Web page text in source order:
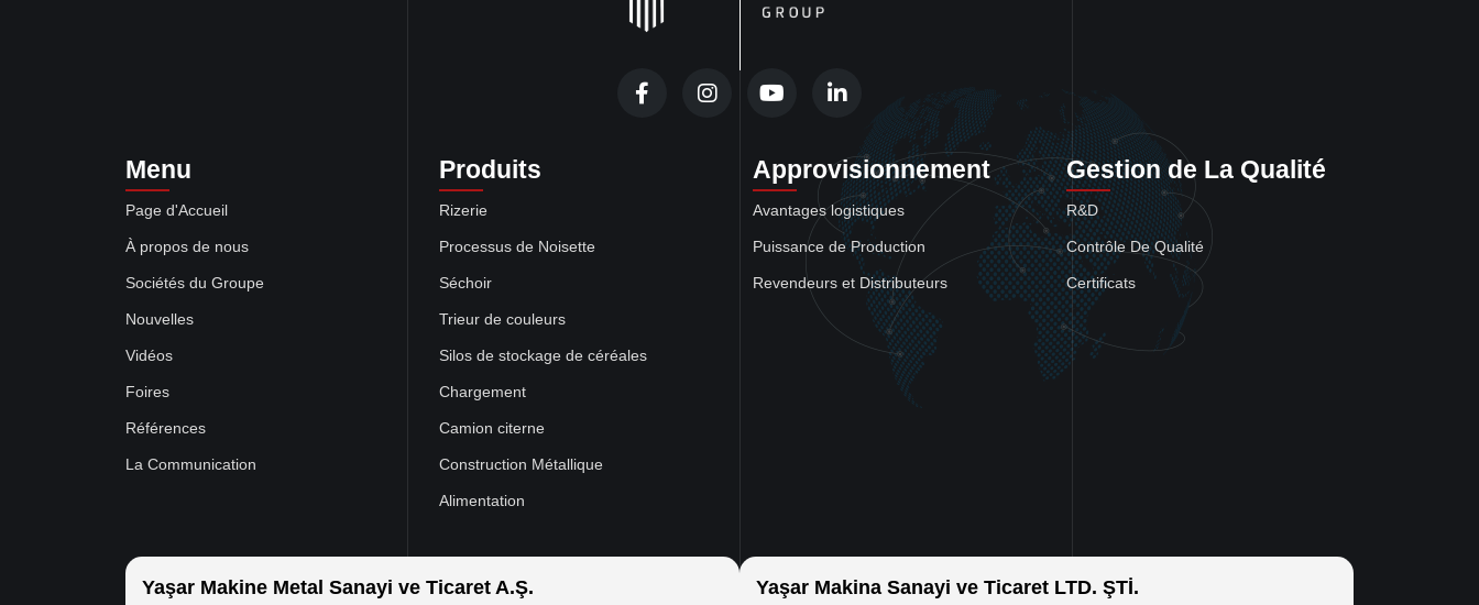
Menu
Page d'Accueil
À propos de nous
Sociétés du Groupe
Nouvelles
Vidéos
Foires
Références
La Communication
Produits
Rizerie
Processus de Noisette
Séchoir
Trieur de couleurs
Silos de stockage de céréales
Chargement
Camion citerne
Construction Métallique
Alimentation
Approvisionnement
Avantages logistiques
Puissance de Production
Revendeurs et Distributeurs
Gestion de La Qualité
R&D
Contrôle De Qualité
Certificats
Yaşar Makine Metal Sanayi ve Ticaret A.Ş. Yaşar Makina Sanayi ve Ticaret LTD. ŞTİ.